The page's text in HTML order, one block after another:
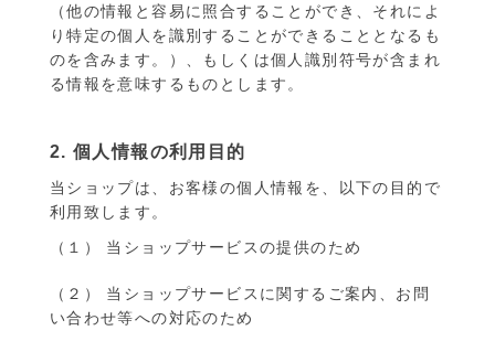
（他の情報と容易に照合することができ、それによ
り特定の個人を識別することができることとなるも
のを含みます。）、もしくは個人識別符号が含まれ
る情報を意味するものとします。
2. 個人情報の利用目的
当ショップは、お客様の個人情報を、以下の目的で
利用致します。
（１） 当ショップサービスの提供のため
（２） 当ショップサービスに関するご案内、お問
い合わせ等への対応のため